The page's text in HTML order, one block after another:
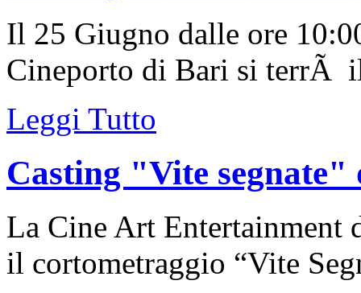
Il 25 Giugno dalle ore
Cineporto di Bari si terrÃ
Leggi Tutto
Casting "Vite segnate"
La Cine Art Entertainment
il cortometraggio “Vite